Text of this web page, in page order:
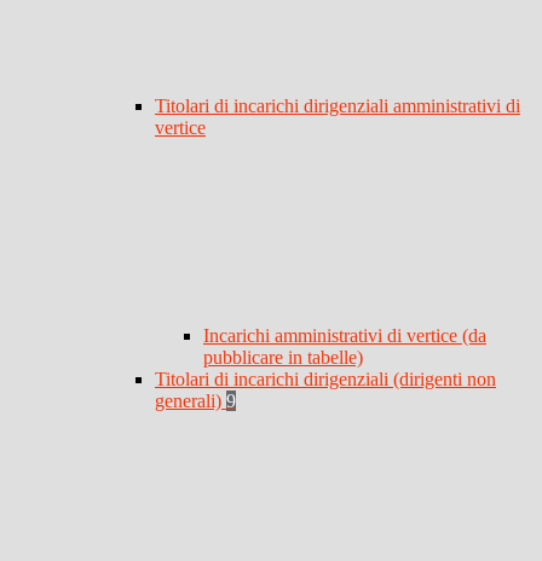
Titolari di incarichi dirigenziali amministrativi di
vertice
Incarichi amministrativi di vertice (da
pubblicare in tabelle)
Titolari di incarichi dirigenziali (dirigenti non
generali) 9